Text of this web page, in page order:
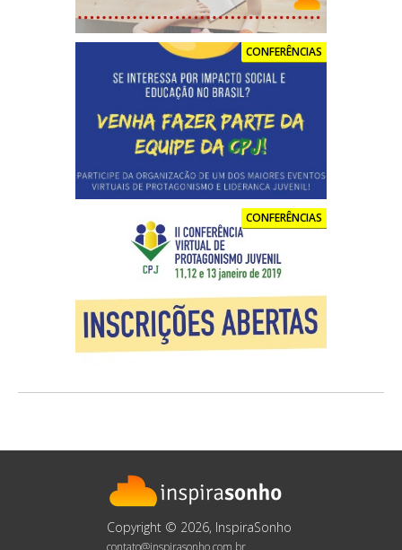
CONFERÊNCIAS
CONFERÊNCIAS
Copyright © 2026, InspiraSonho
contato@inspirasonho.com.br